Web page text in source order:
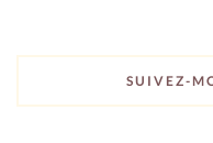
SUIVEZ-